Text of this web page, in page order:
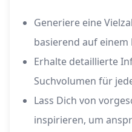
Generiere eine
basierend auf
Erhalte detaillierte
Suchvolumen für
Lass Dich von
inspirieren, um